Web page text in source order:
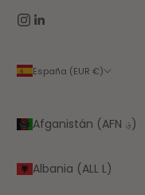
España (EUR €)
Afganistán (AFN ؋)
Albania (ALL L)